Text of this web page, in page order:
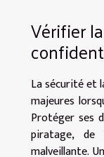
Vérifier
La sécurité et
majeures
Protéger ses
piratage, de
malveillante.